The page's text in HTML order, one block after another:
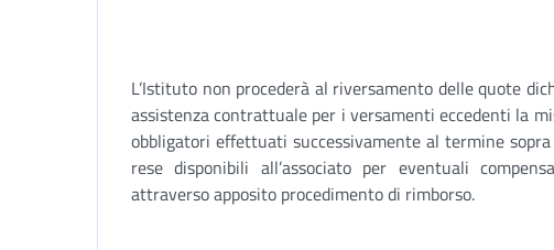
L’Istituto non procederà al riversamento delle quote
assistenza contrattuale per i versamenti eccedenti la
obbligatori effettuati successivamente al termine
rese disponibili all’associato per eventuali
attraverso apposito procedimento di rimborso.